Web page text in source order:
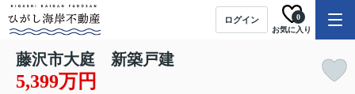
ログイン
お気に入り
0
藤沢市大庭 新築戸建
5,399万円